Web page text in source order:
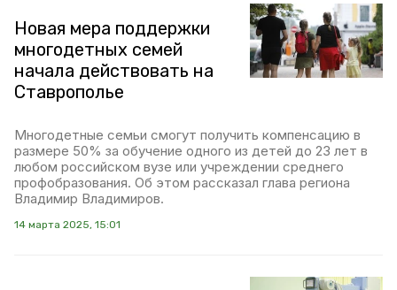
Новая мера поддержки
многодетных семей
начала действовать на
Ставрополье
Многодетные семьи смогут получить компенсацию в
размере 50% за обучение одного из детей до 23 лет в
любом российском вузе или учреждении среднего
профобразования. Об этом рассказал глава региона
Владимир Владимиров.
14 марта 2025, 15:01